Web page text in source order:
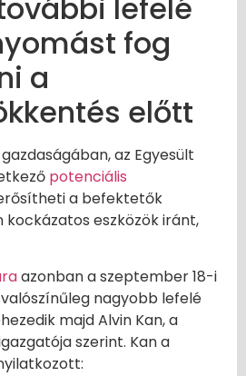
lefelé
fog
a
előtt
az Egyesült
potenciális
a befektetők
eszközök iránt,
azonban a szeptember 18-i
nagyobb lefelé
majd Alvin Kan, a
szerint. Kan a